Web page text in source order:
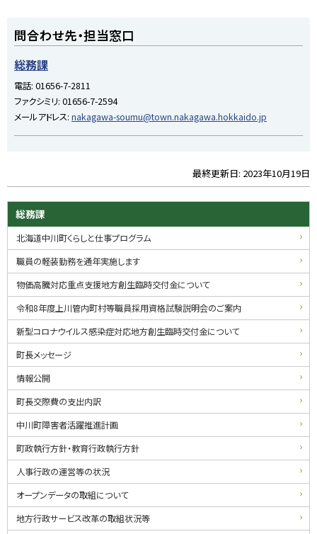
プ
に
戻
問合わせ先・担当窓口
総務課
電話: 01656-7-2811
ファクシミリ: 01656-7-2594
メールアドレス: nakagawa-soumu@town.nakagawa.hokkaido.jp
ッ
最終更新日: 2023年10月19日
サ
イ
ド
メ
ニ
ュ
ー
総務課
北海道中川町くらしと仕事プログラム
職員の軽装勤務を通年実施します
物価高騰対応重点支援地方創生臨時交付金について
令和8年度上川管内町村等職員採用資格試験説明会のご案内
新型コロナウイルス感染症対応地方創生臨時交付金について
町長メッセージ
情報公開
町長交際費の支出内訳
中川町障害者活躍推進計画
町政執行方針・教育行政執行方針
人事行政の運営等の状況
オープンデータの取組について
地方行政サービス改革の取組状況等